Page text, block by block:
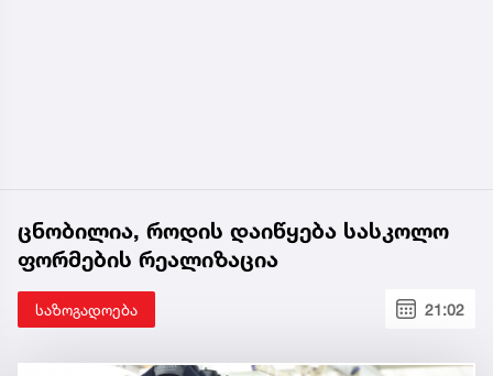
ცნობილია, როდის დაიწყება სასკოლო
ფორმების რეალიზაცია
საზოგადოება 21:02